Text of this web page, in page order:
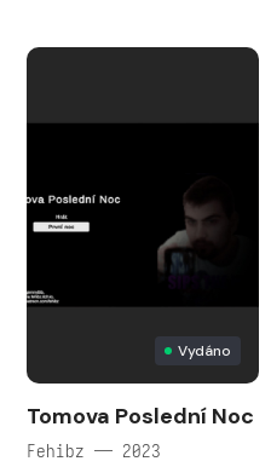
Vydáno
Tomova Poslední Noc
Fehibz — 2023